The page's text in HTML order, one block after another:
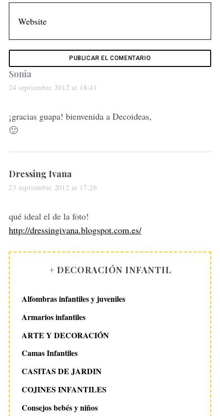
s
a
s
:
Sonia
24 septiembre 2012 at 18:41
¡gracias guapa! bienvenida a Decoideas,
🙂
s
a
s
:
Dressing Ivana
23 septiembre 2012 at 17:26
qué ideal el de la foto!
http://dressingivana.blogspot.com.es/
+ DECORACIÓN INFANTIL
Alfombras infantiles y juveniles
Armarios infantiles
ARTE Y DECORACIÓN
Camas Infantiles
CASITAS DE JARDIN
COJINES INFANTILES
Consejos bebés y niños
f